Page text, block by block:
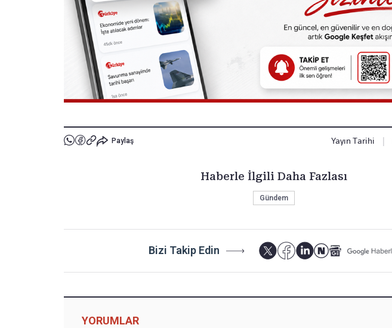
Paylaş Yayın Tarihi
Haberle İlgili Daha Fazlası
Gündem
Bizi Takip Edin
YORUMLAR